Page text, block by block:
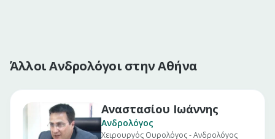
Άλλοι Ανδρολόγοι στην Αθήνα
Αναστασίου Ιωάννης
Ανδρολόγος
Χειρουργός Ουρολόγος - Ανδρολόγος